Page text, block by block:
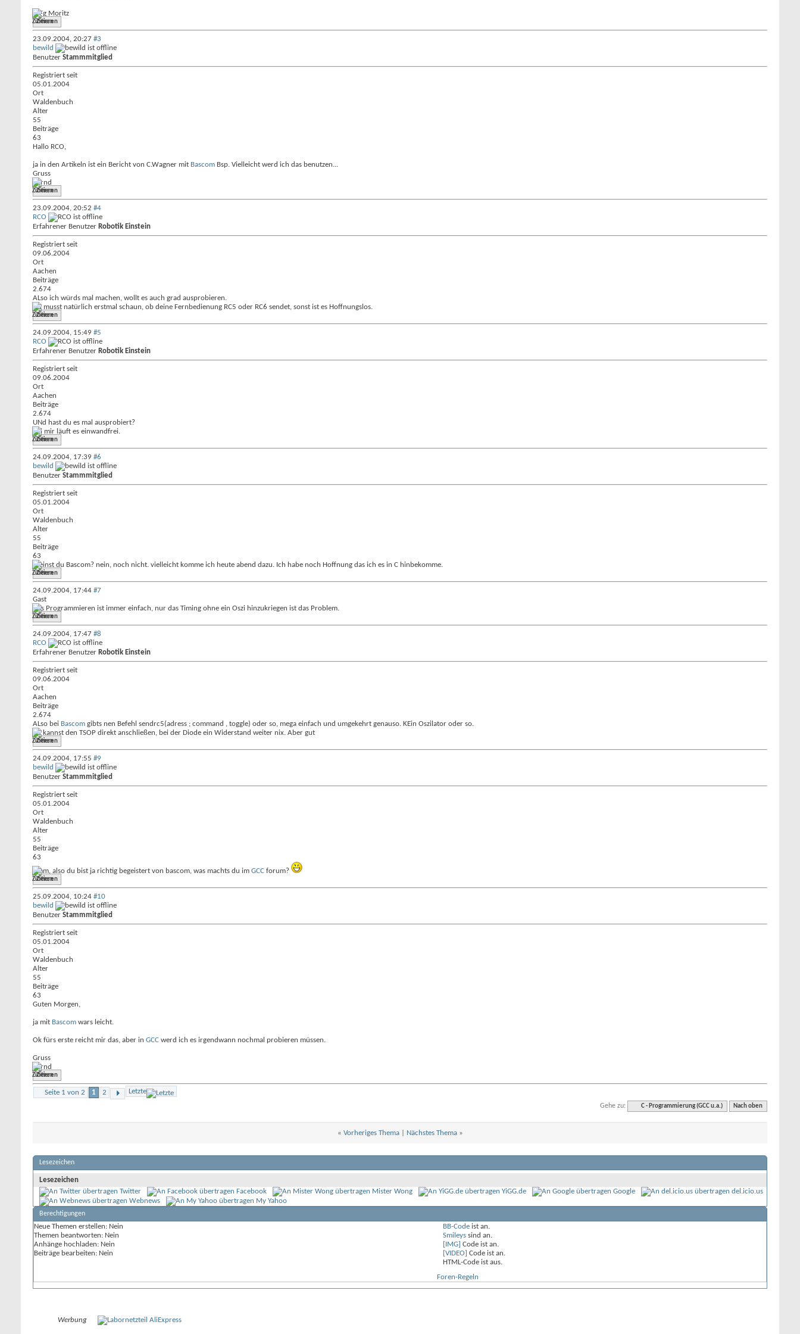
MFg Moritz
Zitieren
23.09.2004, 20:27 #3
bewild
Benutzer Stammmitglied
Registriert seit
05.01.2004
Ort
Waldenbuch
Alter
55
Beiträge
63
Hallo RCO,
ja in den Artikeln ist ein Bericht von C.Wagner mit Bascom Bsp. Vielleicht werd ich das benutzen...
Gruss
Bernd
Zitieren
23.09.2004, 20:52 #4
RCO
Erfahrener Benutzer Robotik Einstein
Registriert seit
09.06.2004
Ort
Aachen
Beiträge
2.674
ALso ich würds mal machen, wollt es auch grad ausprobieren.
Du musst natürlich erstmal schaun, ob deine Fernbedienung RC5 oder RC6 sendet, sonst ist es Hoffnungslos.
Zitieren
24.09.2004, 15:49 #5
RCO
Erfahrener Benutzer Robotik Einstein
Registriert seit
09.06.2004
Ort
Aachen
Beiträge
2.674
UNd hast du es mal ausprobiert?
Bei mir läuft es einwandfrei.
Zitieren
24.09.2004, 17:39 #6
bewild
Benutzer Stammmitglied
Registriert seit
05.01.2004
Ort
Waldenbuch
Alter
55
Beiträge
63
Meinst du Bascom? nein, noch nicht. vielleicht komme ich heute abend dazu. Ich habe noch Hoffnung das ich es in C hinbekomme.
Zitieren
24.09.2004, 17:44 #7
Gast
Das Programmieren ist immer einfach, nur das Timing ohne ein Oszi hinzukriegen ist das Problem.
Zitieren
24.09.2004, 17:47 #8
RCO
Erfahrener Benutzer Robotik Einstein
Registriert seit
09.06.2004
Ort
Aachen
Beiträge
2.674
ALso bei Bascom gibts nen Befehl sendrc5(adress ; command , toggle) oder so, mega einfach und umgekehrt genauso. KEin Oszilator oder so.
du kannst den TSOP direkt anschließen, bei der Diode ein Widerstand weiter nix. Aber gut
Zitieren
24.09.2004, 17:55 #9
bewild
Benutzer Stammmitglied
Registriert seit
05.01.2004
Ort
Waldenbuch
Alter
55
Beiträge
63
hmm, also du bist ja richtig begeistert von bascom, was machts du im GCC forum?
Zitieren
25.09.2004, 10:24 #10
bewild
Benutzer Stammmitglied
Registriert seit
05.01.2004
Ort
Waldenbuch
Alter
55
Beiträge
63
Guten Morgen,
ja mit Bascom wars leicht.
Ok fürs erste reicht mir das, aber in GCC werd ich es irgendwann nochmal probieren müssen.
Gruss
Bernd
Zitieren
Seite 1 von 2 1 2 Letzte
Gehe zu: C - Programmierung (GCC u.a.) Nach oben
« Vorheriges Thema| Nächstes Thema »
Lesezeichen
Lesezeichen
Twitter
Facebook Mister Wong YiGG.de Google
del.icio.us
Webnews
My Yahoo
Berechtigungen
Neue Themen erstellen: Nein
Themen beantworten: Nein
Anhänge hochladen: Nein
Beiträge bearbeiten: Nein
BB-Codeist an.
Smileyssind an.
[IMG] Code ist an.
[VIDEO] Code ist an.
HTML-Code ist aus.
Foren-Regeln
Werbung